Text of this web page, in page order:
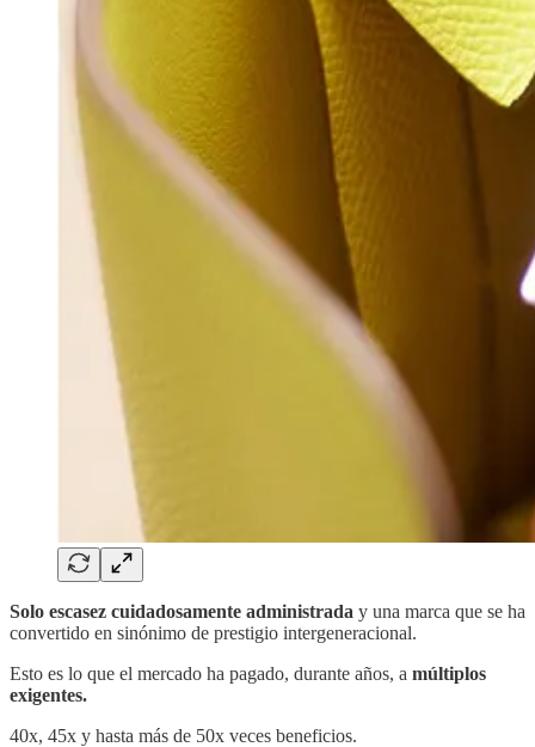
Solo escasez cuidadosamente administrada y una marca que se ha
convertido en sinónimo de prestigio intergeneracional.
Esto es lo que el mercado ha pagado, durante años, a múltiplos
exigentes.
40x, 45x y hasta más de 50x veces beneficios.